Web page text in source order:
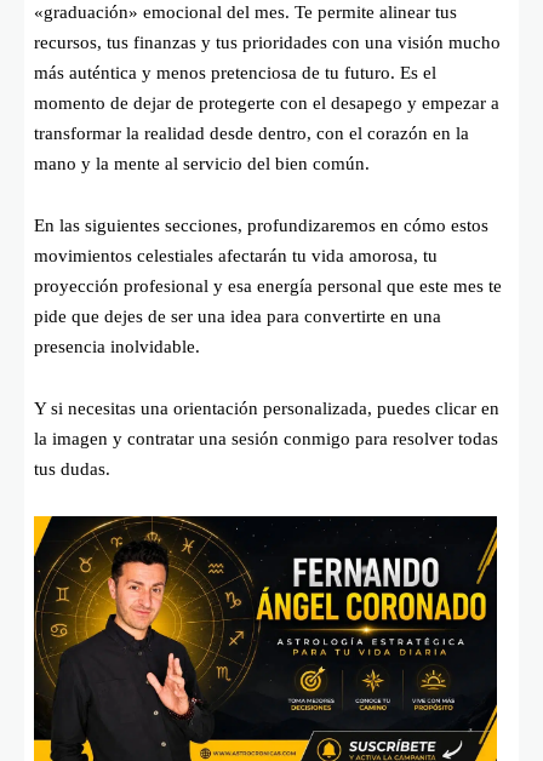
«graduación» emocional del mes. Te permite alinear tus
recursos, tus finanzas y tus prioridades con una visión mucho
más auténtica y menos pretenciosa de tu futuro. Es el
momento de dejar de protegerte con el desapego y empezar a
transformar la realidad desde dentro, con el corazón en la
mano y la mente al servicio del bien común.
En las siguientes secciones, profundizaremos en cómo estos
movimientos celestiales afectarán tu vida amorosa, tu
proyección profesional y esa energía personal que este mes te
pide que dejes de ser una idea para convertirte en una
presencia inolvidable.
Y si necesitas una orientación personalizada, puedes clicar en
la imagen y contratar una sesión conmigo para resolver todas
tus dudas.